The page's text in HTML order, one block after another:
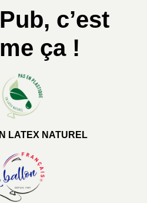
c’est
ça !
LATEX NATUREL